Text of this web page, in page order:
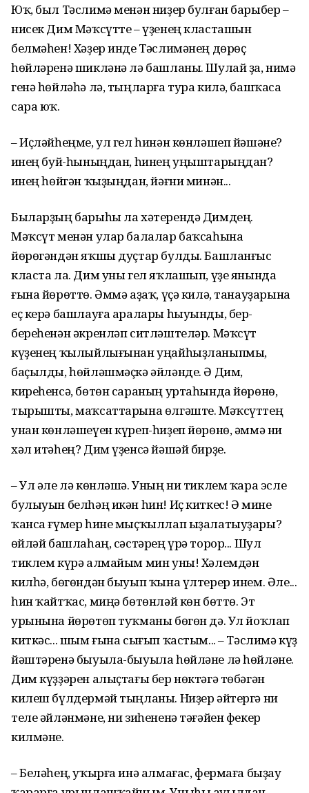
Юҡ, был Тәслимә менән ниҙер булған барыбер –
нисек Дим Мәҡсүтте – үҙенең класташын
белмәһен! Хәҙер инде Тәслимәнең дөрөҫ
һөйләренә шикләнә лә башланы. Шулай ҙа, нимә
генә һөйләһә лә, тыңларға тура килә, башҡаса
сара юҡ.
– Иҫләйһеңме, ул гел һинән көнләшеп йәшәне?
Һинең буй-һыныңдан, һинең уңыштарыңдан?
Һинең һөйгән ҡыҙыңдан, йәғни минән...
Быларҙың барыһы ла хәтерендә Димдең.
Мәҡсүт менән улар балалар баҡсаһына
йөрөгәндән яҡшы дуҫтар булды. Башланғыс
класта ла. Дим уны гел яҡлашып, үҙе янында
ғына йөрөттө. Әммә аҙаҡ, үҫә килә, танауҙарына
еҫ керә башлауға аралары һыуынды, бер-
береһенән әкренләп ситләштеләр. Мәҡсүт
күҙенең ҡылыйлығынан уңайһыҙланыпмы,
баҫылды, һөйләшмәҫкә әйләнде. Ә Дим,
киреһенсә, бөтөн сараның уртаһында йөрөнө,
тырышты, маҡсаттарына өлгәште. Мәҡсүттең
унан көнләшеүен күреп-һиҙеп йөрөнө, әммә ни
хәл итәһең? Дим үҙенсә йәшәй бирҙе.
– Ул әле лә көнләшә. Уның ни тиклем ҡара эсле
булыуын белһәң икән һин! Иҫ киткес! Ә мине
ҡанса ғүмер һине мыҫҡыллап ыҙалатыуҙары?
Һөйләй башлаһаң, сәстәрең үрә торор... Шул
тиклем күрә алмайым мин уны! Хәлемдән
килһә, бөгөндән быуып ҡына үлтерер инем. Әле...
һин ҡайтҡас, миңә бөтөнләй көн бөттө. Эт
урынына йөрөтөп туҡманы бөгөн дә. Ул йоҡлап
киткәс... шым ғына сығып ҡастым... – Тәслимә күҙ
йәштәренә быуыла-быуыла һөйләне лә һөйләне.
Дим күҙҙәрен алыҫтағы бер нөктәгә төбәгән
килеш бүлдермәй тыңланы. Ниҙер әйтергә ни
теле әйләнмәне, ни зиһененә тәғәйен фекер
килмәне.
– Беләһең, уҡырға инә алмағас, фермаға быҙау